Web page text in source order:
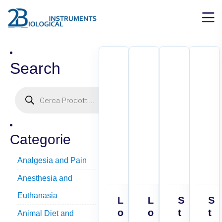
Search
Categorie
Analgesia and Pain
Anesthesia and
Euthanasia
Animal Diet and
L
o
L
o
S
t
S
t